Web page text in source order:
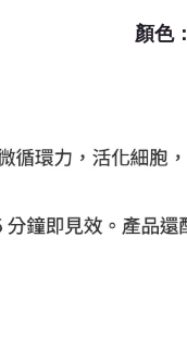
顏色：